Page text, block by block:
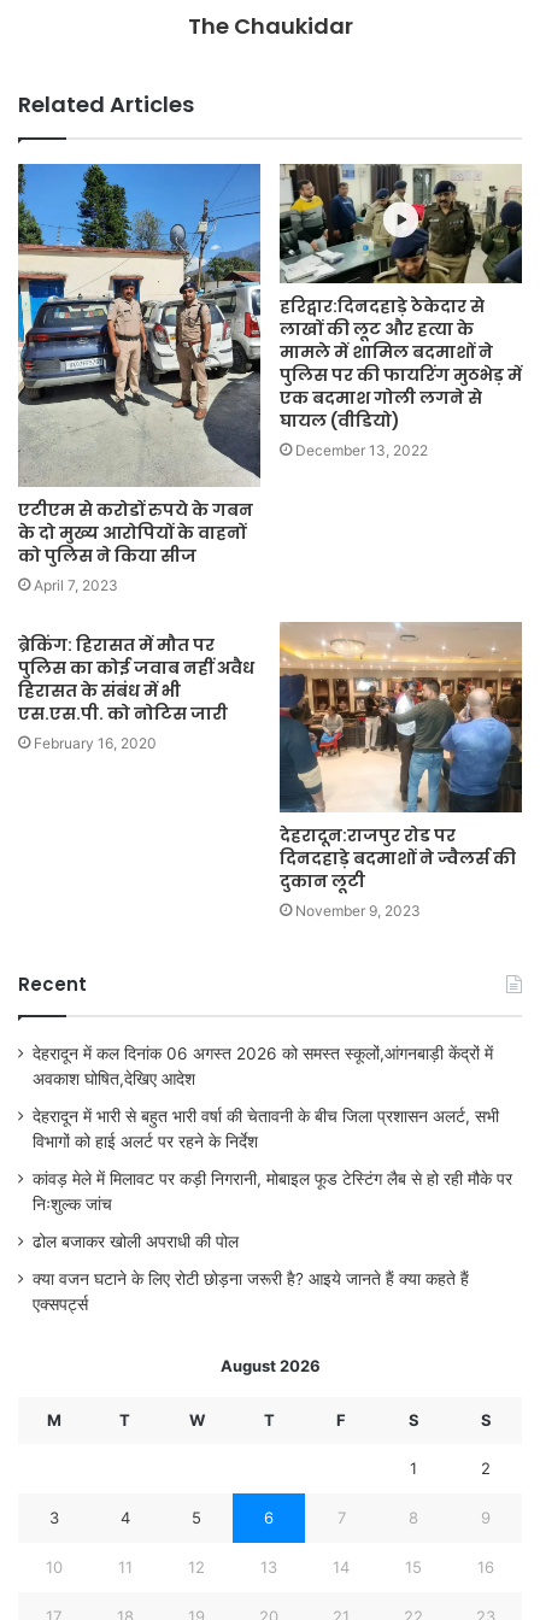
The Chaukidar
Related Articles
एटीएम से करोडों रुपये के गबन
के दो मुख्य आरोपियों के वाहनों
को पुलिस ने किया सीज
April 7, 2023
हरिद्वार:दिनदहाड़े ठेकेदार से
लाखों की लूट और हत्या के
मामले में शामिल बदमाशों ने
पुलिस पर की फायरिंग मुठभेड़ में
एक बदमाश गोली लगने से
घायल (वीडियो)
December 13, 2022
ब्रेकिंग: हिरासत में मौत पर
पुलिस का कोई जवाब नहीं अवैध
हिरासत के संबंध में भी
एस.एस.पी. को नोटिस जारी
February 16, 2020
देहरादून:राजपुर रोड पर
दिनदहाड़े बदमाशों ने ज्वैलर्स की
दुकान लूटी
November 9, 2023
Recent
देहरादून में कल दिनांक 06 अगस्त 2026 को समस्त स्कूलों,आंगनबाड़ी केंद्रों में
अवकाश घोषित,देखिए आदेश
देहरादून में भारी से बहुत भारी वर्षा की चेतावनी के बीच जिला प्रशासन अलर्ट, सभी
विभागों को हाई अलर्ट पर रहने के निर्देश
कांवड़ मेले में मिलावट पर कड़ी निगरानी, मोबाइल फूड टेस्टिंग लैब से हो रही मौके पर
निःशुल्क जांच
ढोल बजाकर खोली अपराधी की पोल
क्या वजन घटाने के लिए रोटी छोड़ना जरूरी है? आइये जानते हैं क्या कहते हैं
एक्सपर्ट्स
August 2026
M T W T F S S
1 2
3 4 5 6 7 8 9
10 11 12 13 14 15 16